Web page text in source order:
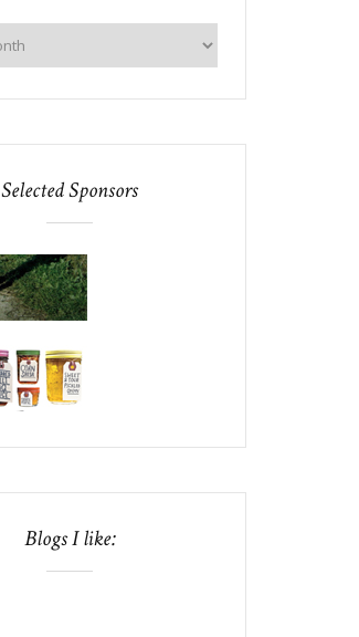
Selected Sponsors
Blogs I like: